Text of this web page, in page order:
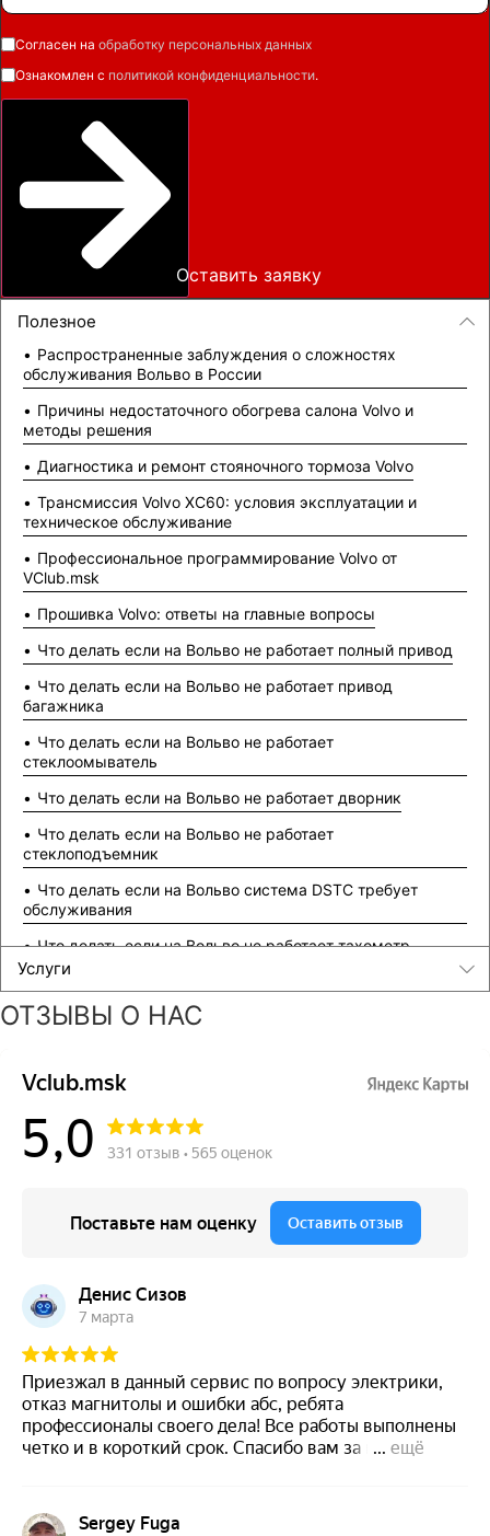
Согласен на обработку персональных данных
Ознакомлен с политикой конфиденциальности.
Оставить заявку
Полезное
Распространенные заблуждения о сложностях
обслуживания Вольво в России
Причины недостаточного обогрева салона Volvo и
методы решения
Диагностика и ремонт стояночного тормоза Volvo
Трансмиссия Volvo XC60: условия эксплуатации и
техническое обслуживание
Профессиональное программирование Volvo от
VClub.msk
Прошивка Volvo: ответы на главные вопросы
Что делать если на Вольво не работает полный привод
Что делать если на Вольво не работает привод
багажника
Что делать если на Вольво не работает
стеклоомыватель
Что делать если на Вольво не работает дворник
Что делать если на Вольво не работает
стеклоподъемник
Что делать если на Вольво система DSTC требует
обслуживания
Что делать если на Вольво не работает тахометр
Что делать если на Вольво не работает уровень топлива
Что делать если на Вольво не работает панель приборов
спидометра
подогревателем кислородного датчика или лямбда зонда
Что делать если на Вольво селектор АКПП требует
Установка сидений с вентиляцией на Volvo
Установка системы бесключевого доступа на Вольво
Установка камеры заднего вида на Вольво
Все что нужно знать про регламент ТО Вольво
5 простых правил по замене масла в двигателе Вольво
Когда пора менять ремень ГРМ на Вольво
Прошивка блока DEM (управление Haldex) автомобиля
Volvo
Услуги
ОТЗЫВЫ О НАС